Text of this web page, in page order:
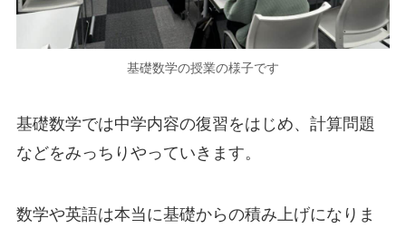
基礎数学の授業の様子です
基礎数学では中学内容の復習をはじめ、計算問題
などをみっちりやっていきます。
数学や英語は本当に基礎からの積み上げになりま